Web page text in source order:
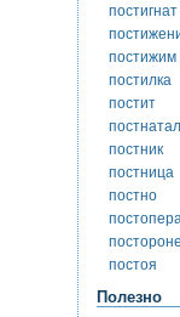
постигнат
постижим
постилка
постит
постник
постница
постно
постоя
Полезно